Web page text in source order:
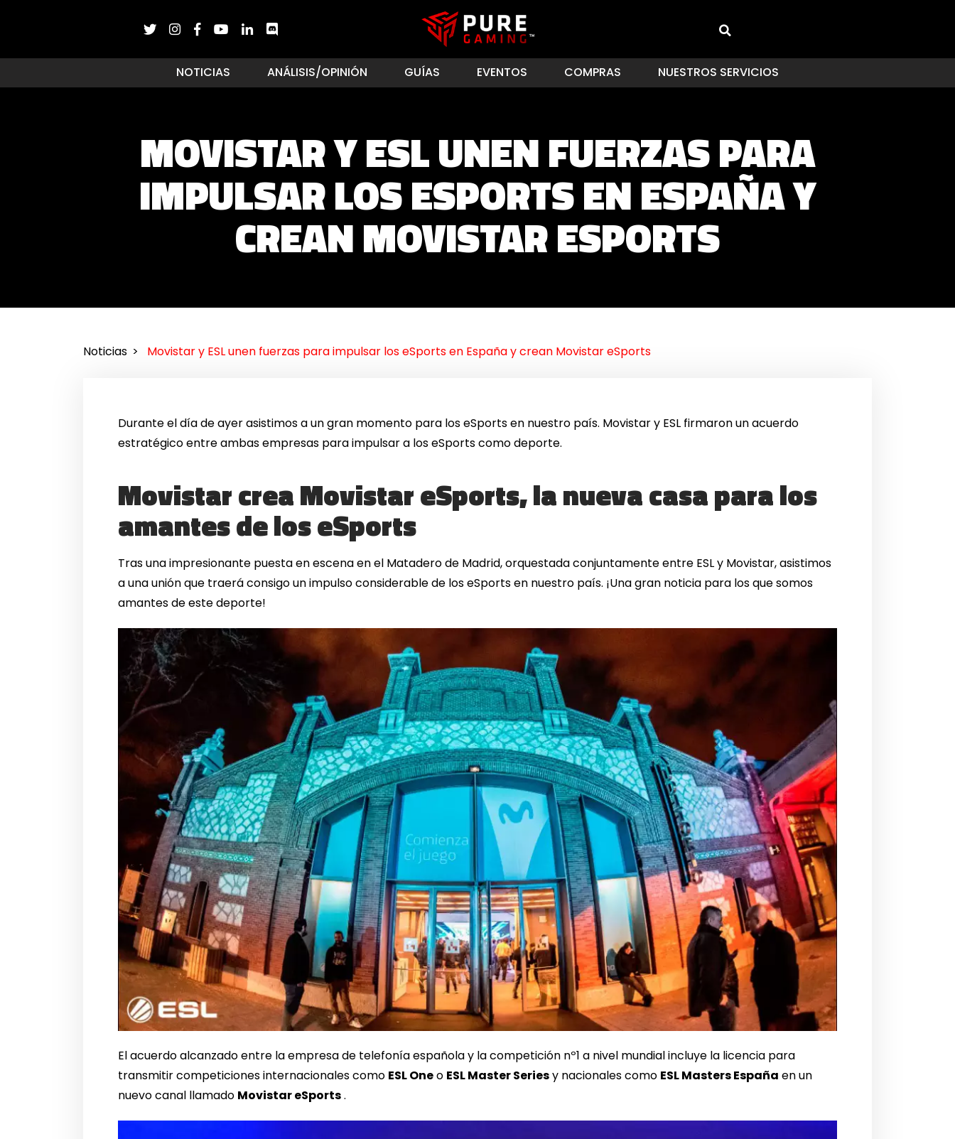
NOTICIAS ANÁLISIS/OPINIÓN GUÍAS EVENTOS COMPRAS NUESTROS SERVICIOS
MOVISTAR Y ESL UNEN FUERZAS PARA
IMPULSAR LOS ESPORTS EN ESPAÑA Y
CREAN MOVISTAR ESPORTS
Noticias Movistar y ESL unen fuerzas para impulsar los eSports en España y crean Movistar eSports
Durante el día de ayer asistimos a un gran momento para los eSports en nuestro país. Movistar y ESL firmaron un acuerdo
estratégico entre ambas empresas para impulsar a los eSports como deporte.
Movistar crea Movistar eSports, la nueva casa para los
amantes de los eSports
Tras una impresionante puesta en escena en el Matadero de Madrid, orquestada conjuntamente entre ESL y Movistar, asistimos
a una unión que traerá consigo un impulso considerable de los eSports en nuestro país. ¡Una gran noticia para los que somos
amantes de este deporte!
El acuerdo alcanzado entre la empresa de telefonía española y la competición nº1 a nivel mundial incluye la licencia para
transmitir competiciones internacionales como ESL Oneo ESL Master Seriesy nacionales como ESL Masters España en un
nuevo canal llamado Movistar eSports.